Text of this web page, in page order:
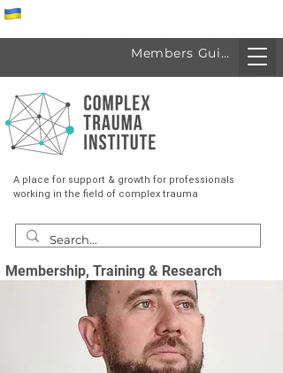
A place for support & growth for professionals
working in the field of complex trauma
Membership, Training & Research
Members Guide